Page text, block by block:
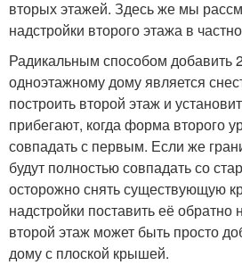
вторых этажей. Здесь же мы
надстройки второго этажа в
Радикальным способом добавить
одноэтажному дому является
построить второй этаж и
прибегают, когда форма второго
совпадать с первым. Если же
будут полностью совпадать со
осторожно снять существующую
надстройки поставить её
второй этаж может быть просто
дому с плоской крышей.